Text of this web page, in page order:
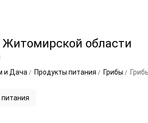
Житомирской области
и Дача Продукты питания Грибы